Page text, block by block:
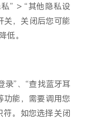
” > “其他隐私设
关，关闭后您可能
低。
录”、“查找蓝牙耳
功能，需要调用您
符。如您选择关闭